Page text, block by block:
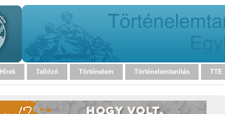
Hírek Tallózó Történelem Történelemtanítás TTE